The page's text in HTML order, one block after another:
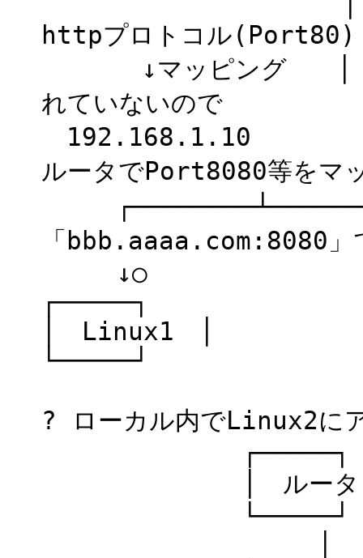
httpプロトコル
↓マッピング │
れていないので
192.168.1.10
ルータでPort8080等をマ
「bbb.aaaa.com:8080」
↓○
┌─────┐
│ Linux1 │
└─────┘
? ローカル内でLinux2に
┌─────┐
│ ルータ
└─────┘